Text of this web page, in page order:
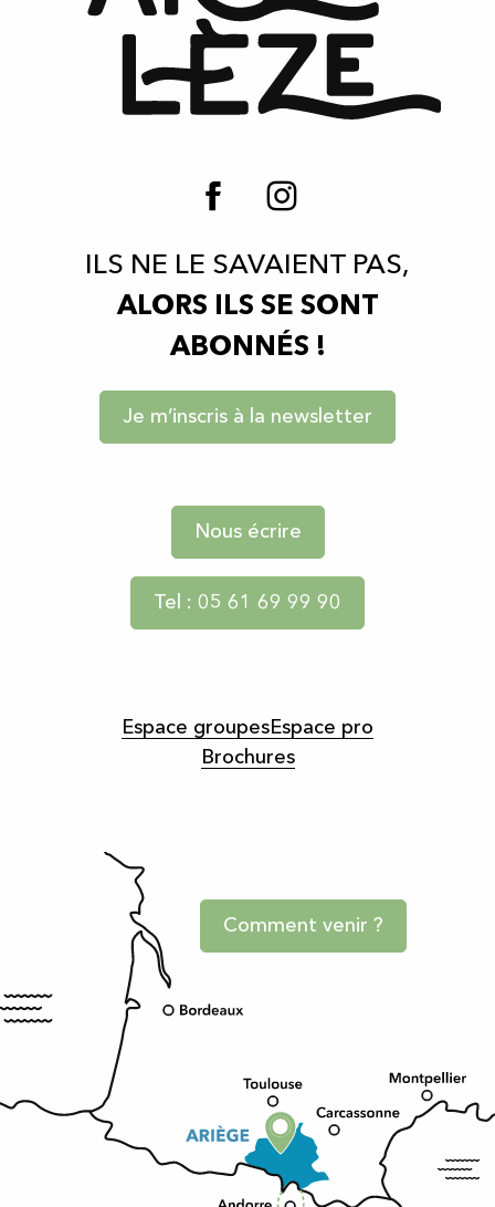
Comité des fêtes de Gabre
Comité des fêtes de Castex
ILS NE LE SAVAIENT PAS,
ALORS ILS SE SONT
ABONNÉS !
Je m’inscris à la newsletter
Nous écrire
Tel : 05 61 69 99 90
Espace groupesEspace pro
Brochures
Comment venir ?